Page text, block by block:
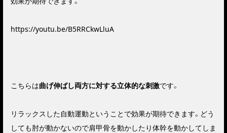
https://youtu.be/B5RRCkwLluA
こちらは曲げ伸ばし両方に対する立体的な刺激です。
リラックスした自動運動ということで効果が期待できます。どう
しても肘が動かないので肩甲骨を動かしたり体幹を動かしてしま